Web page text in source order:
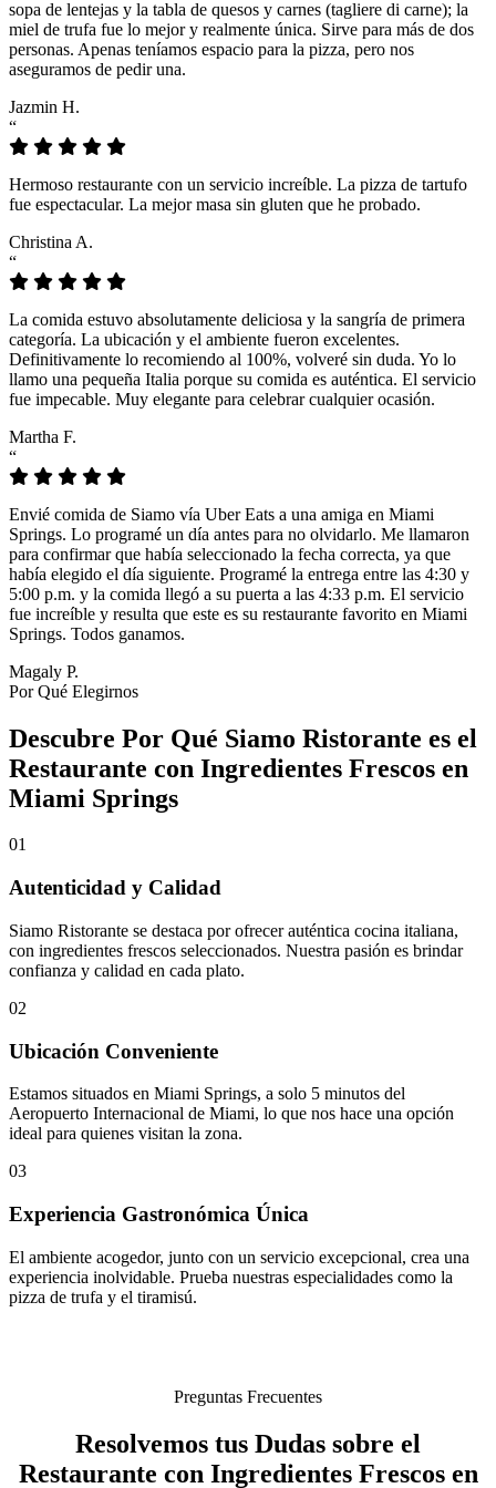
sopa de lentejas y la tabla de quesos y carnes (tagliere di carne); la
miel de trufa fue lo mejor y realmente única. Sirve para más de dos
personas. Apenas teníamos espacio para la pizza, pero nos
aseguramos de pedir una.
Jazmin H.
“
Hermoso restaurante con un servicio increíble. La pizza de tartufo
fue espectacular. La mejor masa sin gluten que he probado.
Christina A.
“
La comida estuvo absolutamente deliciosa y la sangría de primera
categoría. La ubicación y el ambiente fueron excelentes.
Definitivamente lo recomiendo al 100%, volveré sin duda. Yo lo
llamo una pequeña Italia porque su comida es auténtica. El servicio
fue impecable. Muy elegante para celebrar cualquier ocasión.
Martha F.
“
Envié comida de Siamo vía Uber Eats a una amiga en Miami
Springs. Lo programé un día antes para no olvidarlo. Me llamaron
para confirmar que había seleccionado la fecha correcta, ya que
había elegido el día siguiente. Programé la entrega entre las 4:30 y
5:00 p.m. y la comida llegó a su puerta a las 4:33 p.m. El servicio
fue increíble y resulta que este es su restaurante favorito en Miami
Springs. Todos ganamos.
Magaly P.
Por Qué Elegirnos
Descubre Por Qué Siamo Ristorante es el
Restaurante con Ingredientes Frescos en
Miami Springs
01
Autenticidad y Calidad
Siamo Ristorante se destaca por ofrecer auténtica cocina italiana,
con ingredientes frescos seleccionados. Nuestra pasión es brindar
confianza y calidad en cada plato.
02
Ubicación Conveniente
Estamos situados en Miami Springs, a solo 5 minutos del
Aeropuerto Internacional de Miami, lo que nos hace una opción
ideal para quienes visitan la zona.
03
Experiencia Gastronómica Única
El ambiente acogedor, junto con un servicio excepcional, crea una
experiencia inolvidable. Prueba nuestras especialidades como la
pizza de trufa y el tiramisú.
Preguntas Frecuentes
Resolvemos tus Dudas sobre el
Restaurante con Ingredientes Frescos en